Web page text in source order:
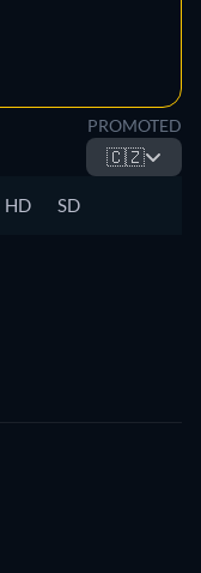
PROMOTED
🇨🇿
HD SD